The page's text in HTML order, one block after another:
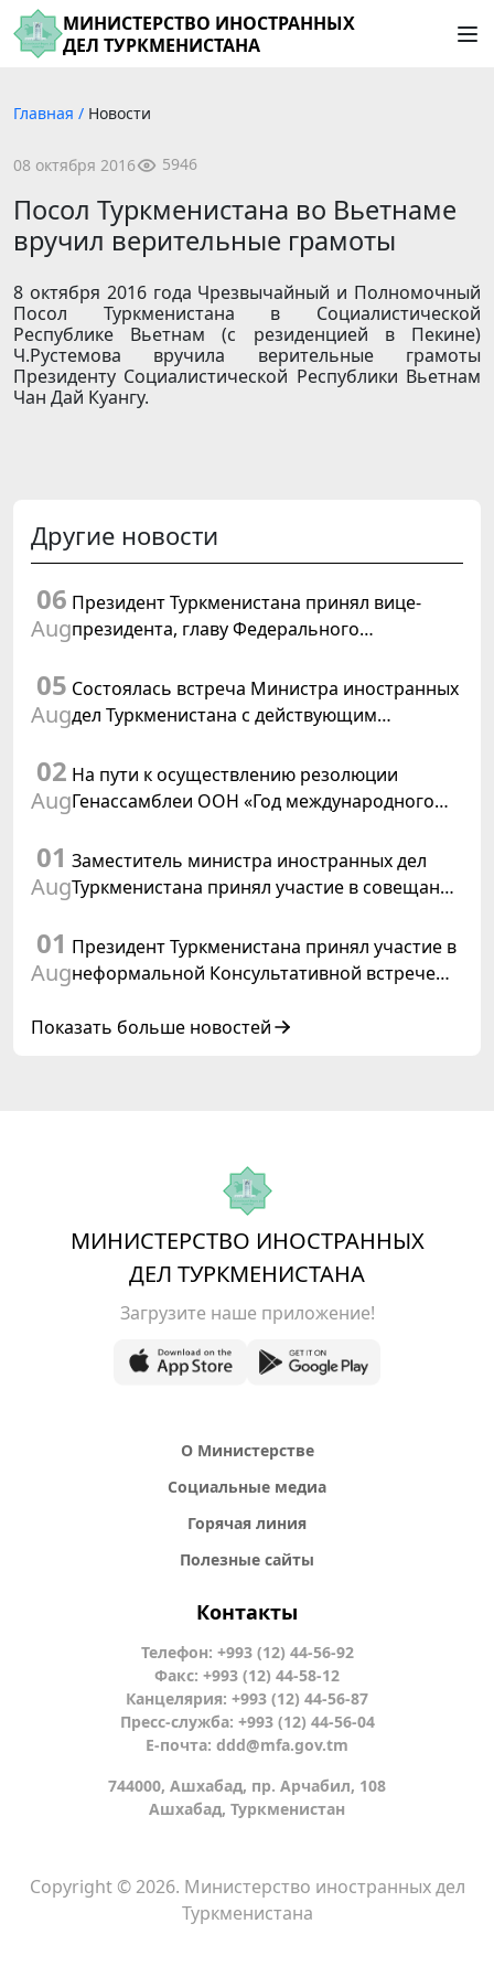
МИНИСТЕРСТВО ИНОСТРАННЫХ
ДЕЛ ТУРКМЕНИСТАНА
Главная / Новости
08 октября 2016 5946
Посол Туркменистана во Вьетнаме
вручил верительные грамоты
8 октября 2016 года Чрезвычайный и Полномочный
Посол Туркменистана в Социалистической
Республике Вьетнам (с резиденцией в Пекине)
Ч.Рустемова вручила верительные грамоты
Президенту Социалистической Республики Вьетнам
Чан Дай Куангу.
Другие новости
06
Aug
Президент Туркменистана принял вице-
президента, главу Федерального
Швейцарской Конфедерации
05
Aug
Состоялась встреча Министра иностранных
дел Туркменистана с действующим
02
Aug
На пути к осуществлению резолюции
Генассамблеи ООН «Год международного
Туркменистаном
01
Aug
Заместитель министра иностранных дел
Туркменистана принял участие в совещании
сотрудничества «Центральная Азия –
Республика Корея»
01
Aug
Президент Туркменистана принял участие в
неформальной Консультативной встрече
Азербайджанской Республики
Показать больше новостей
МИНИСТЕРСТВО ИНОСТРАННЫХ
ДЕЛ ТУРКМЕНИСТАНА
Загрузите наше приложение!
О Министерстве
Социальные медиа
Горячая линия
Полезные сайты
Контакты
Телефон: +993 (12) 44-56-92
Факс: +993 (12) 44-58-12
Канцелярия: +993 (12) 44-56-87
Пресс-служба: +993 (12) 44-56-04
Е-почта: ddd@mfa.gov.tm
744000, Ашхабад, пр. Арчабил, 108
Ашхабад, Туркменистан
Copyright © 2026. Министерство иностранных дел
Туркменистана